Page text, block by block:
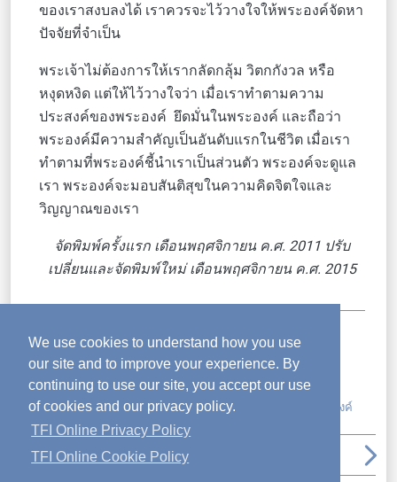
We use cookies to understand how you use
our site and to improve your experience. By
continuing to use our site, you accept our use
of cookies and our privacy policy.
TFI Online Privacy Policy
TFI Online Cookie Policy
ของเราสงบลงได้ เราควรจะไว้วางใจให้พระองค์จัดหา
ปัจจัยที่จำเป็น
พระเจ้าไม่ต้องการให้เรากลัดกลุ้ม วิตกกังวล หรือ
หงุดหงิด แต่ให้ไว้วางใจว่า เมื่อเราทำตามความ
ประสงค์ของพระองค์ ยึดมั่นในพระองค์ และถือว่า
พระองค์มีความสำคัญเป็นอันดับแรกในชีวิต เมื่อเรา
ทำตามที่พระองค์ชี้นำเราเป็นส่วนตัว พระองค์จะดูแล
เรา พระองค์จะมอบสันติสุขในความคิดจิตใจและ
วิญญาณของเรา
จัดพิมพ์ครั้งแรก เดือนพฤศจิกายน ค.ศ. 2011 ปรับ
เปลี่ยนและจัดพิมพ์ใหม่ เดือนพฤศจิกายน ค.ศ. 2015
[2] มัทธิว 6: 11
หัวข้อโพสต์:การติดตามพระเจ้า,การเป็นสาวก,ปีเตอร์
อัมสเตอร์ดัม, พระเจ้ามาก่อน,ศรัทธา, สัมพันธภาพกับพระองค์
arrow_back_ios file_download print arrow_forward_ios